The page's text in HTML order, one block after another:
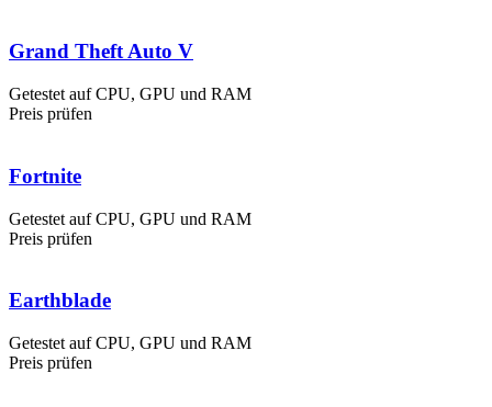
Grand Theft Auto V
Getestet auf CPU, GPU und RAM
Preis prüfen
Fortnite
Getestet auf CPU, GPU und RAM
Preis prüfen
Earthblade
Getestet auf CPU, GPU und RAM
Preis prüfen